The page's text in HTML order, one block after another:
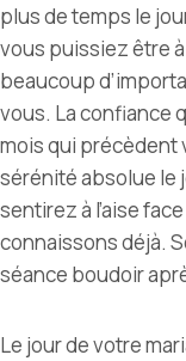
plus de temps le
vous puissiez être à
beaucoup
vous. La confiance
mois qui précèdent
sérénité absolue le
sentirez à l’aise
connaissons déjà.
séance boudoir
Le jour de votre